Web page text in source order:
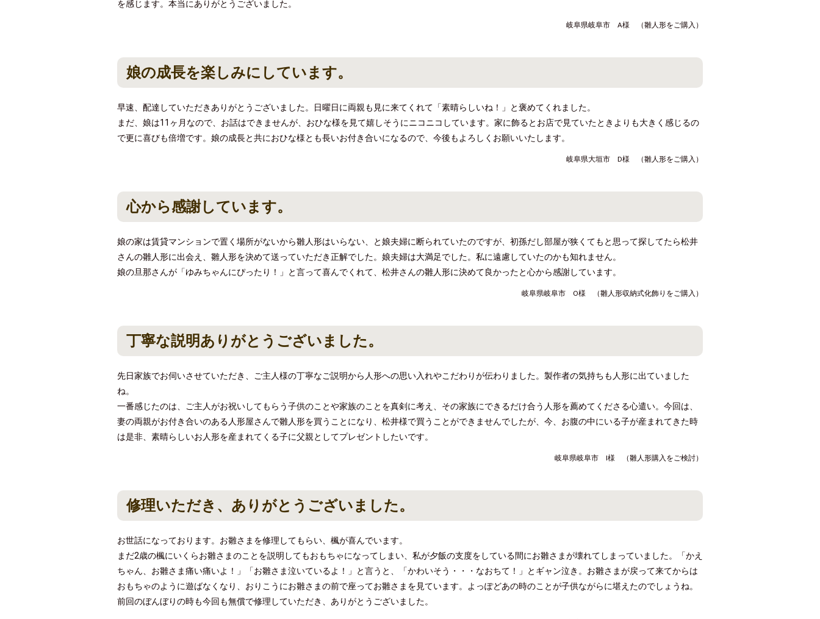
を感じます。本当にありがとうございました。
岐阜県岐阜市 A様 （雛人形をご購入）
娘の成長を楽しみにしています。
早速、配達していただきありがとうございました。日曜日に両親も見に来てくれて「素晴らしいね！」と褒めてくれました。
まだ、娘は11ヶ月なので、お話はできませんが、おひな様を見て嬉しそうにニコニコしています。家に飾るとお店で見ていたときよりも大きく感じるの
で更に喜びも倍増です。娘の成長と共におひな様とも長いお付き合いになるので、今後もよろしくお願いいたします。
岐阜県大垣市 D様 （雛人形をご購入）
心から感謝しています。
娘の家は賃貸マンションで置く場所がないから雛人形はいらない、と娘夫婦に断られていたのですが、初孫だし部屋が狭くてもと思って探してたら松井
さんの雛人形に出会え、雛人形を決めて送っていただき正解でした。娘夫婦は大満足でした。私に遠慮していたのかも知れません。
娘の旦那さんが「ゆみちゃんにぴったり！」と言って喜んでくれて、松井さんの雛人形に決めて良かったと心から感謝しています。
岐阜県岐阜市 O様 （雛人形収納式化飾りをご購入）
丁寧な説明ありがとうございました。
先日家族でお伺いさせていただき、ご主人様の丁寧なご説明から人形への思い入れやこだわりが伝わりました。製作者の気持ちも人形に出ていました
ね。
一番感じたのは、ご主人がお祝いしてもらう子供のことや家族のことを真剣に考え、その家族にできるだけ合う人形を薦めてくださる心遣い。今回は、
妻の両親がお付き合いのある人形屋さんで雛人形を買うことになり、松井様で買うことができませんでしたが、今、お腹の中にいる子が産まれてきた時
は是非、素晴らしいお人形を産まれてくる子に父親としてプレゼントしたいです。
岐阜県岐阜市 I様 （雛人形購入をご検討）
修理いただき、ありがとうございました。
お世話になっております。お雛さまを修理してもらい、楓が喜んでいます。
まだ2歳の楓にいくらお雛さまのことを説明してもおもちゃになってしまい、私が夕飯の支度をしている間にお雛さまが壊れてしまっていました。「かえ
ちゃん、お雛さま痛い痛いよ！」「お雛さま泣いているよ！」と言うと、「かわいそう・・・なおちて！」とギャン泣き。お雛さまが戻って来てからは
おもちゃのように遊ばなくなり、おりこうにお雛さまの前で座ってお雛さまを見ています。よっぽどあの時のことが子供ながらに堪えたのでしょうね。
前回のぼんぼりの時も今回も無償で修理していただき、ありがとうございました。